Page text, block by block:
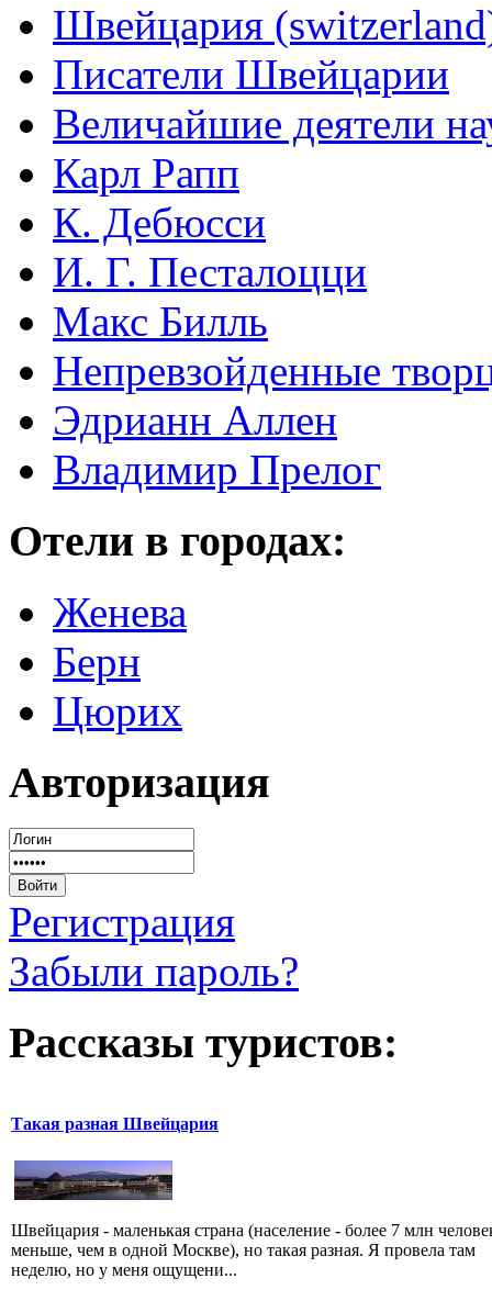
Швейцария
Писатели Швейцарии
Величайшие деятели
Карл Рапп
К. Дебюсси
И. Г. Песталоцци
Макс Билль
Непревзойденные
Эдрианн Аллен
Владимир Прелог
Отели в городах:
Женева
Берн
Цюрих
Авторизация
Регистрация
Забыли пароль?
Рассказы туристов:
Такая разная Швейцария
Швейцария - маленькая страна (население - более 7 млн
меньше, чем в одной Москве), но такая разная. Я провела там
неделю, но у меня ощущени...